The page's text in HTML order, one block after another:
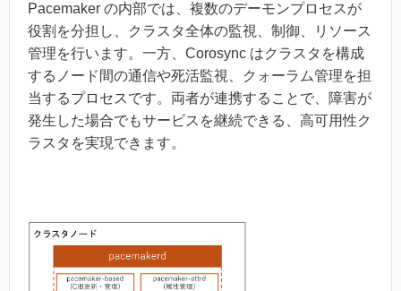
Pacemaker の内部では、複数のデーモンプロセスが
役割を分担し、クラスタ全体の監視、制御、リソース
管理を行います。一方、Corosync はクラスタを構成
するノード間の通信や死活監視、クォーラム管理を担
当するプロセスです。両者が連携することで、障害が
発生した場合でもサービスを継続できる、高可用性ク
ラスタを実現できます。